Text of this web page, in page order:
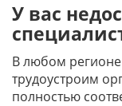
У вас
В любом
трудоустроим
полностью